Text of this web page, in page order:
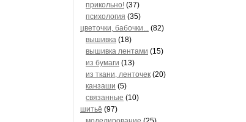
прикольно! (37)
психология (35)
цветочки, бабочки... (82)
вышивка (18)
вышивка лентами (15)
из бумаги (13)
из ткани, ленточек (20)
канзаши (5)
связанные (10)
шитьё (97)